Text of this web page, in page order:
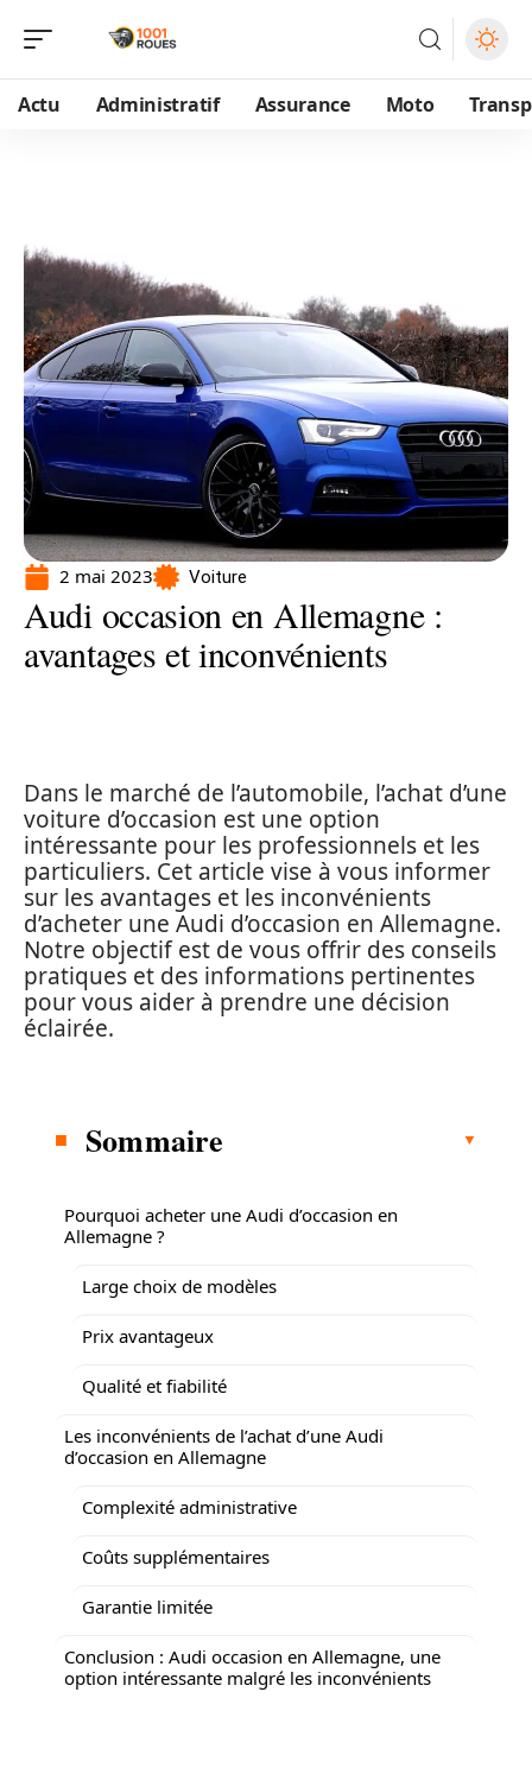
Actu Administratif Assurance Moto
2 mai 2023 Voiture
Audi occasion en Allemagne :
avantages et inconvénients
Dans le marché de l’automobile, l’achat d’une
voiture d’occasion est une option
intéressante pour les professionnels et les
particuliers. Cet article vise à vous informer
sur les avantages et les inconvénients
d’acheter une Audi d’occasion en Allemagne.
Notre objectif est de vous offrir des conseils
pratiques et des informations pertinentes
pour vous aider à prendre une décision
éclairée.
Sommaire
Pourquoi acheter une Audi d’occasion en
Allemagne ?
Large choix de modèles
Prix avantageux
Qualité et fiabilité
Les inconvénients de l’achat d’une Audi
d’occasion en Allemagne
Complexité administrative
Coûts supplémentaires
Garantie limitée
Conclusion : Audi occasion en Allemagne, une
option intéressante malgré les inconvénients